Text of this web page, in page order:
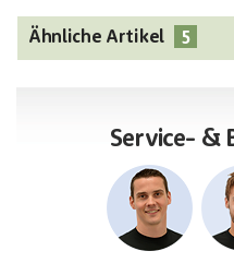
Ähnliche Artikel 5
Service- &